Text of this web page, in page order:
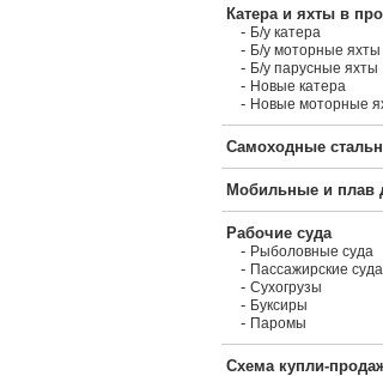
Катера и яхты в
- Б/у катера
- Б/у моторные яхты
- Б/у парусные яхты
- Новые катера
- Новые моторные
Самоходные
Мобильные и плав
Рабочие суда
- Рыболовные суда
- Пассажирские суда
- Сухогрузы
- Буксиры
- Паромы
Схема купли-